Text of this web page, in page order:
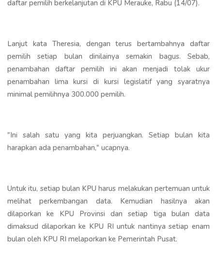
daftar pemilih berkelanjutan di KPU Merauke, Rabu (14/07).
Lanjut kata Theresia, dengan terus bertambahnya daftar
pemilih setiap bulan dinilainya semakin bagus. Sebab,
penambahan daftar pemilih ini akan menjadi tolak ukur
penambahan lima kursi di kursi legislatif yang syaratnya
minimal pemilihnya 300.000 pemilih.
"Ini salah satu yang kita perjuangkan. Setiap bulan kita
harapkan ada penambahan," ucapnya.
Untuk itu, setiap bulan KPU harus melakukan pertemuan untuk
melihat perkembangan data. Kemudian hasilnya akan
dilaporkan ke KPU Provinsi dan setiap tiga bulan data
dimaksud dilaporkan ke KPU RI untuk nantinya setiap enam
bulan oleh KPU RI melaporkan ke Pemerintah Pusat.